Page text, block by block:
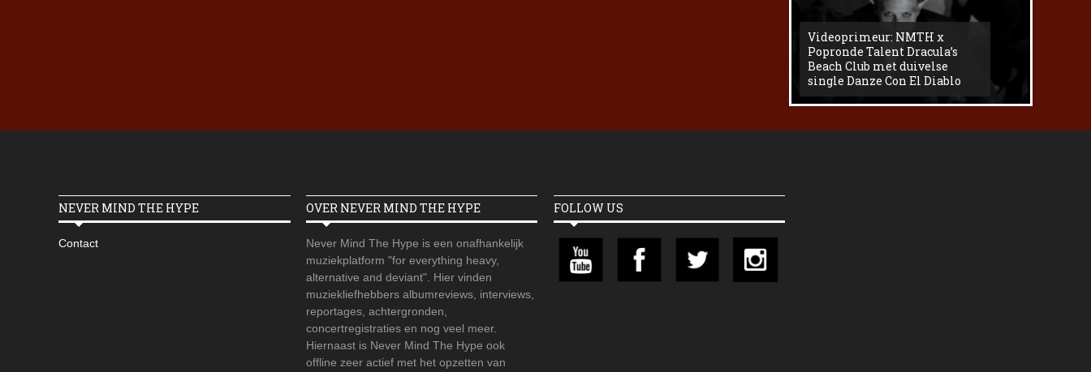
Videoprimeur: NMTH x
Popronde Talent Dracula’s
Beach Club met duivelse
single Danze Con El Diablo
NEVER MIND THE HYPE
Contact
OVER NEVER MIND THE HYPE
Never Mind The Hype is een onafhankelijk
muziekplatform "for everything heavy,
alternative and deviant". Hier vinden
muziekliefhebbers albumreviews, interviews,
reportages, achtergronden,
concertregistraties en nog veel meer.
Hiernaast is Never Mind The Hype ook
offline zeer actief met het opzetten van
FOLLOW US